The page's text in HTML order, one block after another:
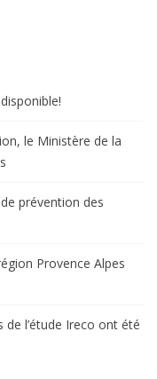
le Ministère de la
prévention des
Provence Alpes
l’étude Ireco ont été